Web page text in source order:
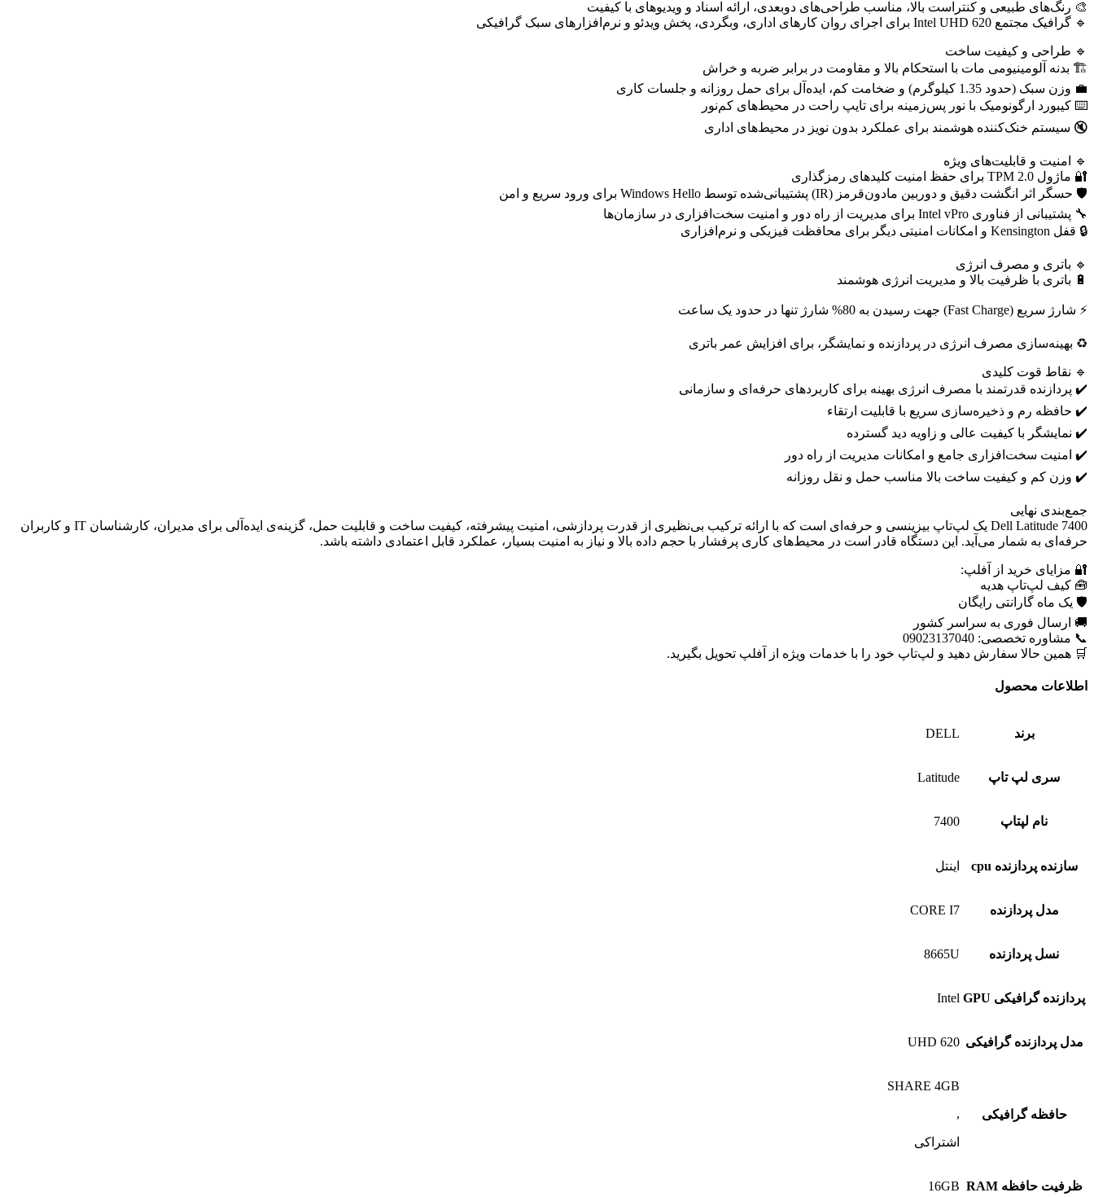
🎨 رنگ‌های طبیعی و کنتراست بالا، مناسب طراحی‌های دوبعدی، ارائه اسناد و ویدیوهای با کیفیت
🔹 گرافیک مجتمع Intel UHD 620 برای اجرای روان کارهای اداری، وبگردی، پخش ویدئو و نرم‌افزارهای سبک گرافیکی
🔹 طراحی و کیفیت ساخت
🏗️ بدنه آلومینیومی مات با استحکام بالا و مقاومت در برابر ضربه و خراش
💼 وزن سبک (حدود 1.35 کیلوگرم) و ضخامت کم، ایده‌آل برای حمل روزانه و جلسات کاری
⌨️ کیبورد ارگونومیک با نور پس‌زمینه برای تایپ راحت در محیط‌های کم‌نور
🔇 سیستم خنک‌کننده هوشمند برای عملکرد بدون نویز در محیط‌های اداری
🔹 امنیت و قابلیت‌های ویژه
🔐 ماژول TPM 2.0 برای حفظ امنیت کلیدهای رمزگذاری
🛡️ حسگر اثر انگشت دقیق و دوربین مادون‌قرمز (IR) پشتیبانی‌شده توسط Windows Hello برای ورود سریع و امن
🔧 پشتیبانی از فناوری Intel vPro برای مدیریت از راه دور و امنیت سخت‌افزاری در سازمان‌ها
🔒 قفل Kensington و امکانات امنیتی دیگر برای محافظت فیزیکی و نرم‌افزاری
🔹 باتری و مصرف انرژی
🔋 باتری با ظرفیت بالا و مدیریت انرژی هوشمند
⚡ شارژ سریع (Fast Charge) جهت رسیدن به 80% شارژ تنها در حدود یک ساعت
♻️ بهینه‌سازی مصرف انرژی در پردازنده و نمایشگر، برای افزایش عمر باتری
🔹 نقاط قوت کلیدی
✔️ پردازنده قدرتمند با مصرف انرژی بهینه برای کاربردهای حرفه‌ای و سازمانی
✔️ حافظه رم و ذخیره‌سازی سریع با قابلیت ارتقاء
✔️ نمایشگر با کیفیت عالی و زاویه دید گسترده
✔️ امنیت سخت‌افزاری جامع و امکانات مدیریت از راه دور
✔️ وزن کم و کیفیت ساخت بالا مناسب حمل و نقل روزانه
جمع‌بندی نهایی
Dell Latitude 7400 یک لپ‌تاپ بیزینسی و حرفه‌ای است که با ارائه ترکیب بی‌نظیری از قدرت پردازشی، امنیت پیشرفته، کیفیت ساخت و قابلیت حمل، گزینه‌ی ایده‌آلی برای مدیران، کارشناسان IT و کاربران
حرفه‌ای به شمار می‌آید. این دستگاه قادر است در محیط‌های کاری پرفشار با حجم داده بالا و نیاز به امنیت بسیار، عملکرد قابل اعتمادی داشته باشد.
🔐 مزایای خرید از آفلپ:
🧰 کیف لپ‌تاپ هدیه
🛡 یک ماه گارانتی رایگان
🚚 ارسال فوری به سراسر کشور
📞 مشاوره تخصصی: 09023137040
🛒 همین حالا سفارش دهید و لپ‌تاپ خود را با خدمات ویژه از آفلپ تحویل بگیرید.
اطلاعات محصول
برند DELL
سری لپ تاپ Latitude
نام لپتاپ 7400
سازنده پردازنده cpu اینتل
مدل پردازنده CORE I7
نسل پردازنده 8665U
پردازنده گرافیکی GPU Intel
مدل پردازنده گرافیکی UHD 620
حافظه گرافیکی
SHARE 4GB
,
اشتراکی
ظرفیت حافظه RAM 16GB